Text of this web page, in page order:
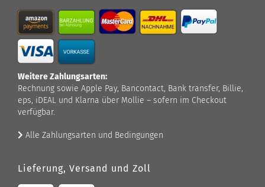
Weitere Zahlungsarten:
Rechnung sowie Apple Pay, Bancontact, Bank transfer, Billie,
eps, iDEAL und Klarna über Mollie – sofern im Checkout
verfügbar.
Alle Zahlungsarten und Bedingungen
Lieferung, Versand und Zoll